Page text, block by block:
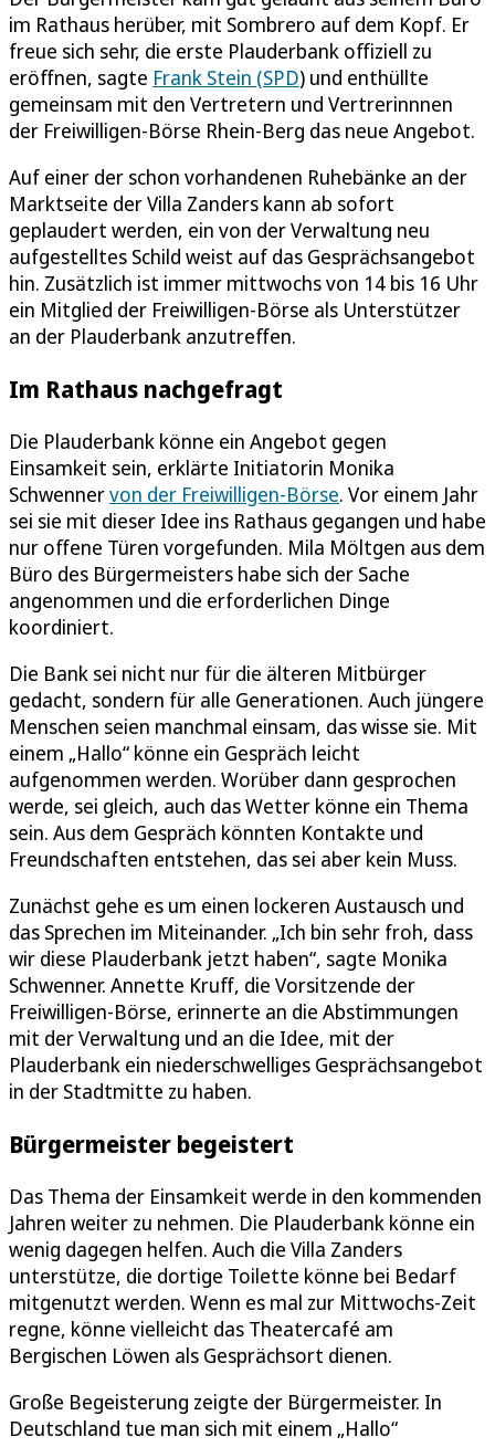
im Rathaus herüber, mit Sombrero auf dem Kopf. Er
freue sich sehr, die erste Plauderbank offiziell zu
eröffnen, sagte Frank Stein (SPD) und enthüllte
gemeinsam mit den Vertretern und Vertrerinnnen
der Freiwilligen-Börse Rhein-Berg das neue Angebot.
Auf einer der schon vorhandenen Ruhebänke an der
Marktseite der Villa Zanders kann ab sofort
geplaudert werden, ein von der Verwaltung neu
aufgestelltes Schild weist auf das Gesprächsangebot
hin. Zusätzlich ist immer mittwochs von 14 bis 16 Uhr
ein Mitglied der Freiwilligen-Börse als Unterstützer
an der Plauderbank anzutreffen.
Im Rathaus nachgefragt
Die Plauderbank könne ein Angebot gegen
Einsamkeit sein, erklärte Initiatorin Monika
Schwennervon der Freiwilligen-Börse. Vor einem Jahr
sei sie mit dieser Idee ins Rathaus gegangen und habe
nur offene Türen vorgefunden. Mila Möltgen aus dem
Büro des Bürgermeisters habe sich der Sache
angenommen und die erforderlichen Dinge
koordiniert.
Die Bank sei nicht nur für die älteren Mitbürger
gedacht, sondern für alle Generationen. Auch jüngere
Menschen seien manchmal einsam, das wisse sie. Mit
einem „Hallo“ könne ein Gespräch leicht
aufgenommen werden. Worüber dann gesprochen
werde, sei gleich, auch das Wetter könne ein Thema
sein. Aus dem Gespräch könnten Kontakte und
Freundschaften entstehen, das sei aber kein Muss.
Zunächst gehe es um einen lockeren Austausch und
das Sprechen im Miteinander. „Ich bin sehr froh, dass
wir diese Plauderbank jetzt haben“, sagte Monika
Schwenner. Annette Kruff, die Vorsitzende der
Freiwilligen-Börse, erinnerte an die Abstimmungen
mit der Verwaltung und an die Idee, mit der
Plauderbank ein niederschwelliges Gesprächsangebot
in der Stadtmitte zu haben.
Bürgermeister begeistert
Das Thema der Einsamkeit werde in den kommenden
Jahren weiter zu nehmen. Die Plauderbank könne ein
wenig dagegen helfen. Auch die Villa Zanders
unterstütze, die dortige Toilette könne bei Bedarf
mitgenutzt werden. Wenn es mal zur Mittwochs-Zeit
regne, könne vielleicht das Theatercafé am
Bergischen Löwen als Gesprächsort dienen.
Große Begeisterung zeigte der Bürgermeister. In
Deutschland tue man sich mit einem „Hallo“